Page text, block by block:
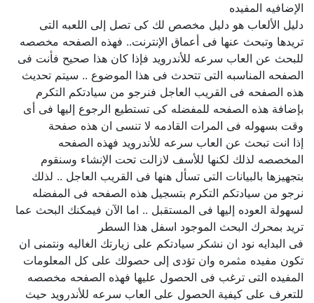
الإضافيه المفيده
دليل الألعاب هو دليل مخصص لك كى تصل إلى اللعبه التى
تريدها وتبحث عنها فى أعماق الإنترنت.. فهذه الصفحه مخصصه
للبحث عن العاب سرعه للأندرويد فإذا كان هذا صحيح فأنت فى
الصفحه المناسبه التى تتحدث فى هذا الموضوع .. سيتم تحديث
هذه الصفحه فى القريب العاجل فنرجو من سيادتكم التكرم
بإضافة هذه الصفحه للمفضله كى تستطيع الرجوع إليها فى أى
وقت بسهوله فى المرات القادمه لا تنسى ان هذه صفحة
إذا انت تبحث عن العاب سرعه للأندرويد فهذه الصفحه
المخصصه لذلك لكنها للأسف لازالت تحت الإنشاء وسنقوم
بتجهيزها بالبيانات التى تسأل هنها فى القريب العاجل .. لذلك
نرجو من سيادتكم التكرم بتسجيل هذه الصفحه فى المفضله
لسهولة العوده إليها فى المستقبل .. اما الآن فيمكنك البحث عما
تريد بمحرك البحث الموجود اسفل هذا السطر
فى البدايه نود ان نشكر سيادتكم على زيارتك الغاليه ونتمنى ان
تكون مفيده مثمره وان تؤدى إلى حصولك على كل المعلومات
المفيده التى ترغب فى الحصول عليها فهذه الصفحه مخصصه
للتعرف على كيفية الحصول على العاب سرعه للأندرويد حيث